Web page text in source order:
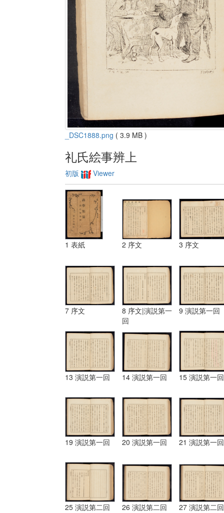
_DSC1888.png ( 3.9 MB )
礼氏絵事辨上
初版 Viewer
1 表紙 2 序文 3 序文
7 序文
8 序文|演説第一
回
9 演説第一回
13 演説第一回 14 演説第一回 15 演説第一回
19 演説第一回 20 演説第一回 21 演説第一回
25 演説第二回 26 演説第二回 27 演説第二回